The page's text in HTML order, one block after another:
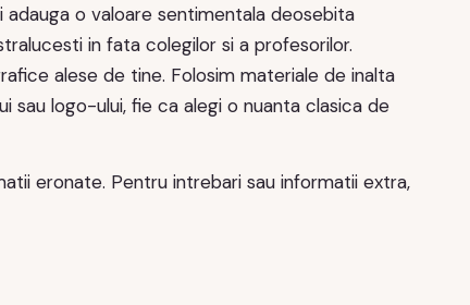
o valoare sentimentala deosebita
in fata colegilor si a profesorilor.
alese de tine. Folosim materiale de inalta
logo-ului, fie ca alegi o nuanta clasica de
eronate. Pentru intrebari sau informatii extra,